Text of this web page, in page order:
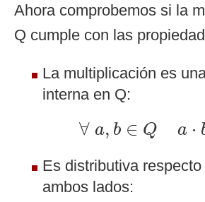
Ahora comprobemos si la
Q cumple con las
La multiplicación es
interna en Q:
∀ a, b ∈ Q a ⋅
∀ a, b∈Q a
Es distributiva
ambos lados: